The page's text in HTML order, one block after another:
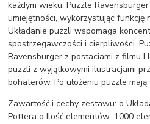
każdym wieku. Puzzle
umiejętności, wykorzystując funkcję
Układanie puzzli wspomaga
spostrzegawczości i cierpliwości.
Ravensburger z postaciami z filmu
puzzli z wyjątkowymi ilustracjami
bohaterów. Po ułożeniu puzzle
Zawartość i cechy zestawu: o
Pottera o Ilość elementów: 1000